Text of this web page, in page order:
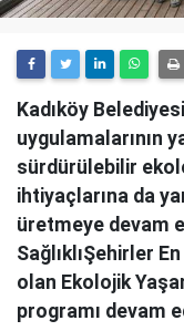
Kadıköy
uygulamalarının
sürdürülebilir
ihtiyaçlarına da
üretmeye devam
SağlıklıŞehirler
olan Ekolojik
programı devam